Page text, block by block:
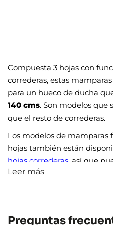
Compuesta 3 hojas con
correderas, estas
para un hueco de ducha
140 cms. Son modelos que
que el resto de correderas.
Los modelos de mamparas
hojas también están
hojas correderas , así que
adapte a tus necesidades.
Mampara de
Leer más
Preguntas